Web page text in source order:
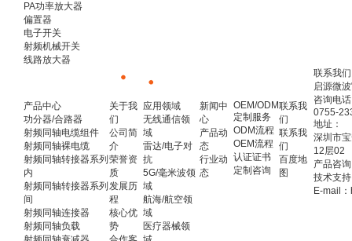
PA功率放大器
偏置器
电子开关
射频机械开关
线路放大器
产品中心
功分器/合路器
射频同轴电缆组件
射频同轴裸电缆
射频同轴转接器系列
内
射频同轴转接器系列
间
射频同轴连接器
射频同轴负载
关于我
们
公司简
介
荣誉资
质
发展历
程
核心优
势
应用领域
无线通信领
域
雷达/电子对
抗
5G/毫米波领
域
航海/航空领
域
医疗器械领
新闻中
心
产品动
态
行业动
态
OEM/ODM
定制服务
ODM流程
OEM流程
认证证书
定制咨询
联系我
们
联系我
们
百度地
图
联系我们
启源微
咨询电话
0755-
地址：
深圳市
12层02
产品咨
技术支
E-mail